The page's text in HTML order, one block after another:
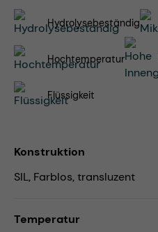
Hydrolysebeständig
Hochtemperatur
Flüssigkeit
Konstruktion
SIL, Farblos, transluzent
Temperatur